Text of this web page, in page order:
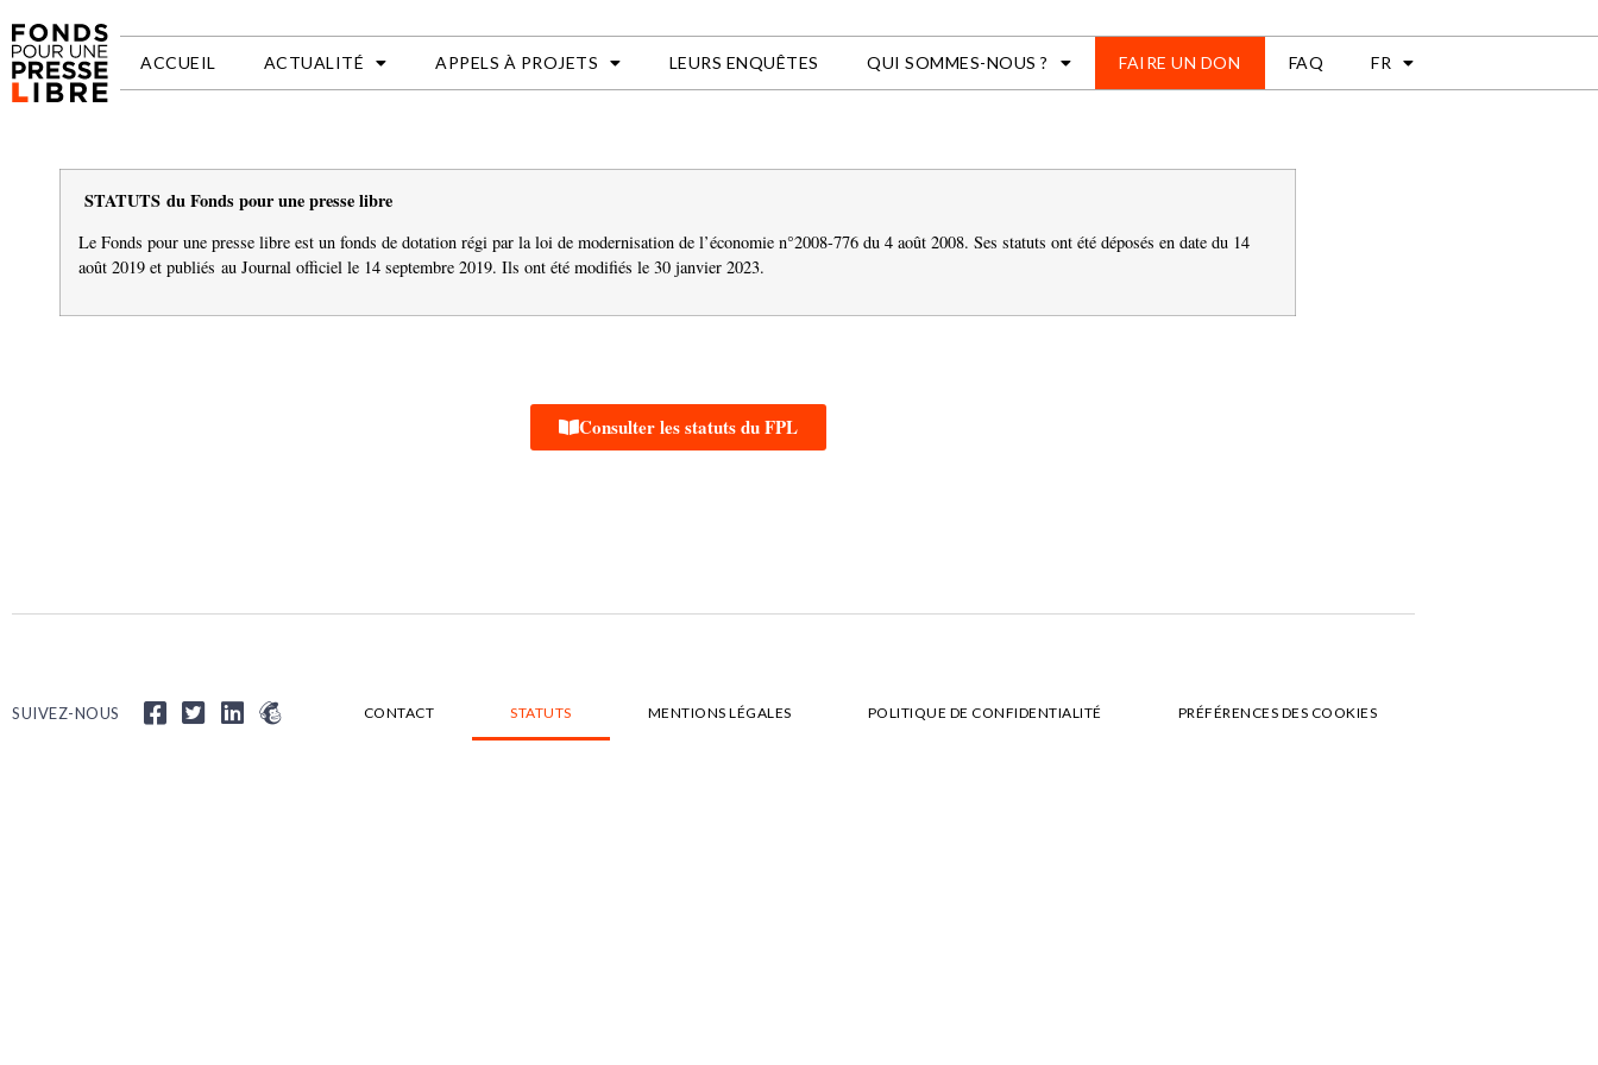
ACCUEIL ACTUALITÉ APPELS À PROJETS LEURS ENQUÊTES QUI SOMMES-NOUS ? FAIRE UN DON FAQ FR
STATUTS du Fonds pour une presse libre
Le Fonds pour une presse libre est un fonds de dotation régi par la loi de modernisation de l’économie n°2008-776 du 4 août 2008. Ses statuts ont été déposés en date du 14
août 2019 et publiés au Journal officiel le 14 septembre 2019. Ils ont été modifiés le 30 janvier 2023.
Consulter les statuts du FPL
SUIVEZ-NOUS CONTACT STATUTS MENTIONS LÉGALES POLITIQUE DE CONFIDENTIALITÉ PRÉFÉRENCES DES COOKIES